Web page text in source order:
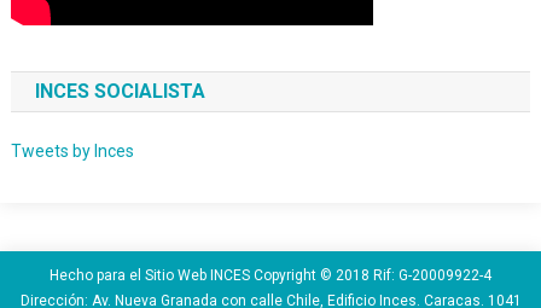
INCES SOCIALISTA
Tweets by Inces
Hecho para el Sitio Web INCES Copyright © 2018 Rif: G-20009922-4
Dirección: Av. Nueva Granada con calle Chile, Edificio Inces. Caracas. 1041